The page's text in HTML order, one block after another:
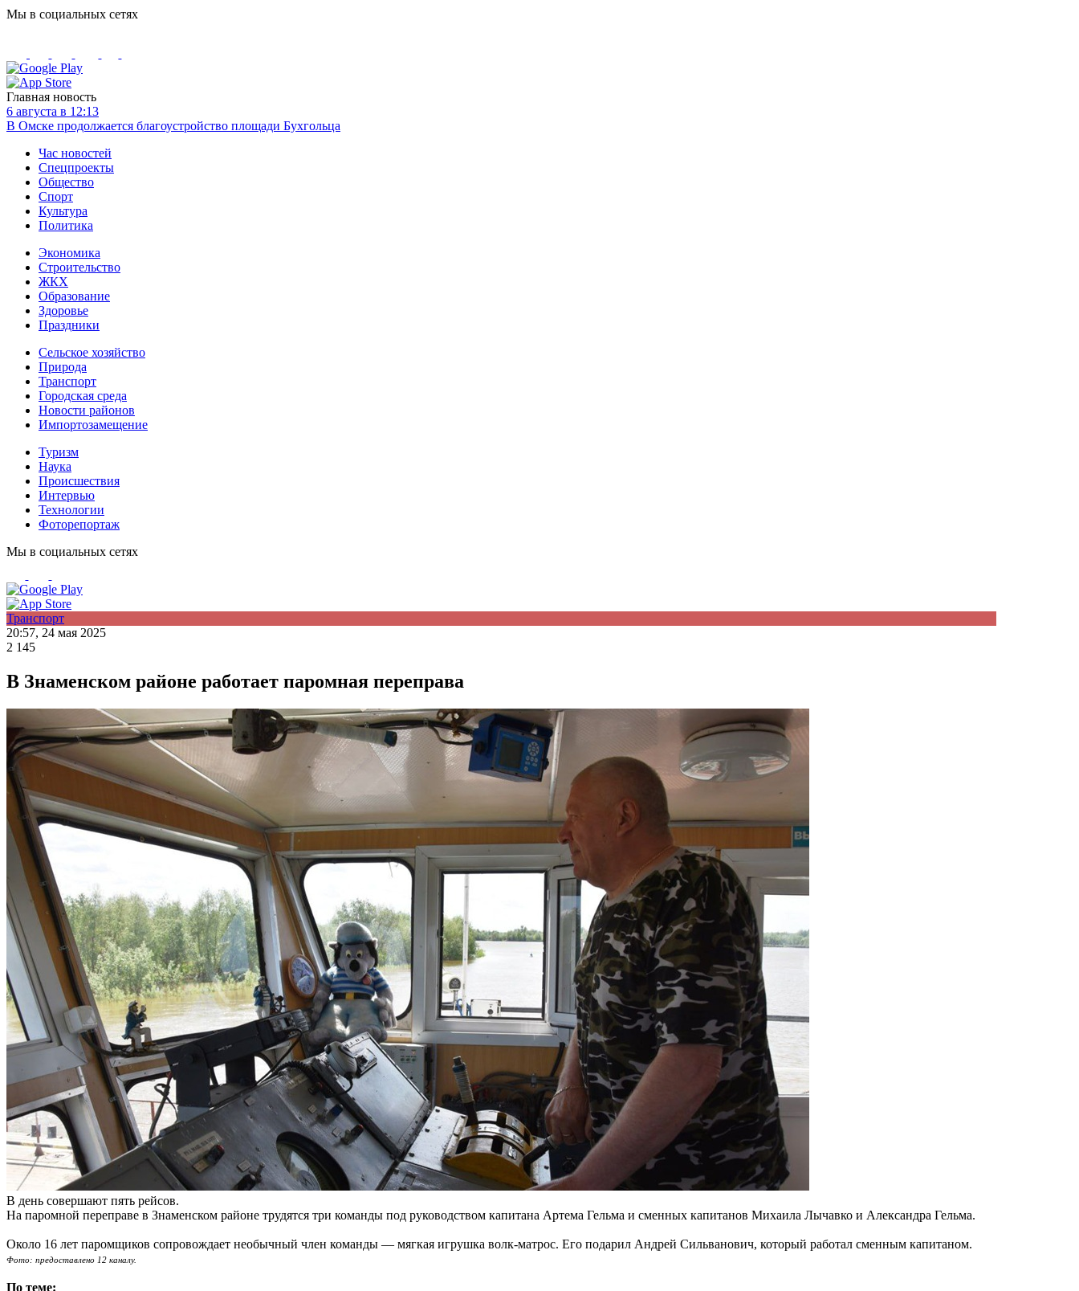
Мы в социальных сетях
Главная новость
6 августа в 12:13
В Омске продолжается благоустройство площади Бухгольца
Час новостей
Спецпроекты
Общество
Спорт
Культура
Политика
Экономика
Строительство
ЖКХ
Образование
Здоровье
Праздники
Сельское хозяйство
Природа
Транспорт
Городская среда
Новости районов
Импортозамещение
Туризм
Наука
Происшествия
Интервью
Технологии
Фоторепортаж
Мы в социальных сетях
Транспорт
20:57, 24 мая 2025
2 145
В Знаменском районе работает паромная переправа
В день совершают пять рейсов.
На паромной переправе в Знаменском районе трудятся три команды под руководством капитана Артема Гельма и сменных капитанов Михаила Лычавко и Александра Гельма.
Около 16 лет паромщиков сопровождает необычный член команды — мягкая игрушка волк-матрос. Его подарил Андрей Сильванович, который работал сменным капитаном.
Фото: предоставлено 12 каналу.
По теме: